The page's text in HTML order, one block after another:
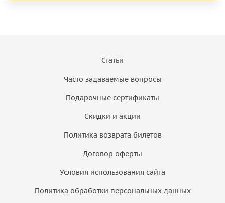
Статьи
Часто задаваемые вопросы
Подарочные сертификаты
Скидки и акции
Политика возврата билетов
Договор оферты
Условия использования сайта
Политика обработки персональных данных